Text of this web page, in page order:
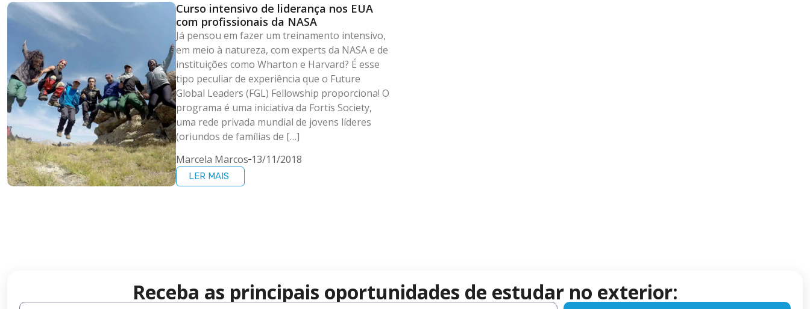
Curso intensivo de liderança nos EUA
com profissionais da NASA
Já pensou em fazer um treinamento intensivo,
em meio à natureza, com experts da NASA e de
instituições como Wharton e Harvard? É esse
tipo peculiar de experiência que o Future
Global Leaders (FGL) Fellowship proporciona! O
programa é uma iniciativa da Fortis Society,
uma rede privada mundial de jovens líderes
(oriundos de famílias de […]
Marcela Marcos 13/11/2018
LER MAIS
Receba as principais oportunidades de estudar no exterior: